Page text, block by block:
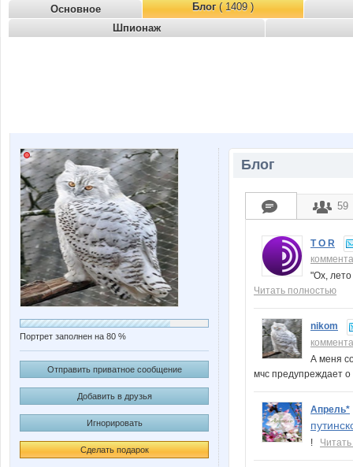
Основное Блог( 1409 )
Шпионаж
Портрет заполнен на 80 %
Отправить приватное сообщение
Добавить в друзья
Игнорировать
Сделать подарок
Блог
59
T O R
"Ох,
Читать полностью
nikom
А меня
мчс предупреждает
Апрель*
!